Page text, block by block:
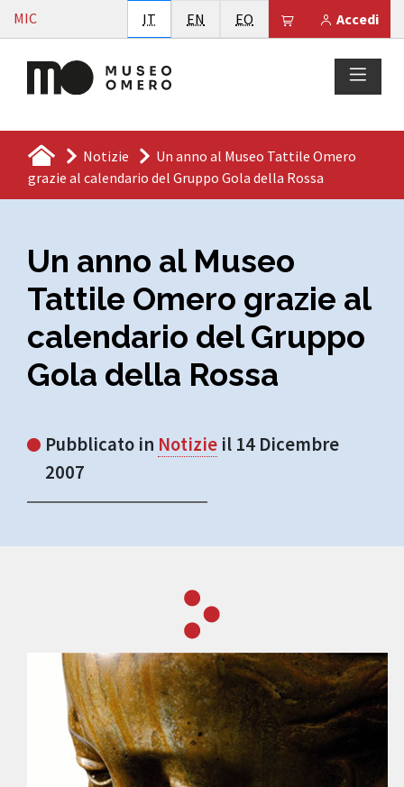
Vai al contenuto
MIC Accedi
Il tuo carrello è
IT Italiano
EN English
EO Esperanto
Notizie
Un anno al Museo Tattile Omero
grazie al calendario del Gruppo Gola della Rossa
Un anno al Museo
Tattile Omero grazie al
calendario del Gruppo
Gola della Rossa
Pubblicato in Notizie il 14 Dicembre
2007